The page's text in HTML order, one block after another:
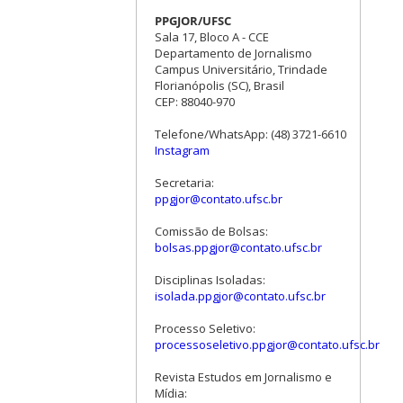
PPGJOR/UFSC
Sala 17, Bloco A - CCE
Departamento de Jornalismo
Campus Universitário, Trindade
Florianópolis (SC), Brasil
CEP: 88040-970
Telefone/WhatsApp: (48) 3721-6610
Instagram
Secretaria:
ppgjor@contato.ufsc.br
Comissão de Bolsas:
bolsas.ppgjor@contato.ufsc.br
Disciplinas Isoladas:
isolada.ppgjor@contato.ufsc.br
Processo Seletivo:
processoseletivo.ppgjor@contato.ufsc.br
Revista Estudos em Jornalismo e
Mídia: